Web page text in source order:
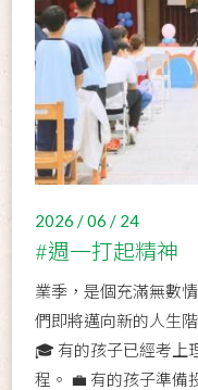
2026 / 06 / 24
#週一打起精神
業季，是個充滿無數
們即將邁向新的人生
🎓 有的孩子已經考上
程。 💼 有的孩子準備